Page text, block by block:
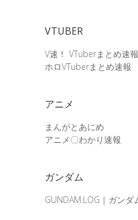
VTUBER
V速！ VTuberまとめ速報
ホロVTuberまとめ速報
アニメ
まんがとあにめ
アニメ〇わかり速報
ガンダム
GUNDAM.LOG｜ガン